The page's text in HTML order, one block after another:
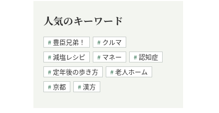
人気のキーワード
豊臣兄弟！
クルマ
減塩レシピ
マネー
認知症
定年後の歩き方
老人ホーム
京都
漢方